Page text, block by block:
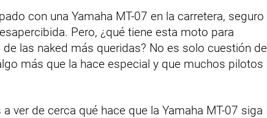
con una Yamaha MT-07 en la carretera, seguro
Pero, ¿qué tiene esta moto para
las naked más queridas? No es solo cuestión de
más que la hace especial y que muchos pilotos
ver de cerca qué hace que la Yamaha MT-07 siga